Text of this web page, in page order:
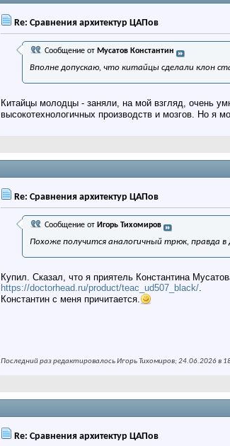
Re: Сравнения архитектур ЦАПов
Сообщение от Мусатов Константин
Вполне допускаю, что китайцы сделали клон
Китайцы молодцы - заняли, на мой взгляд, очень
высокотехнологичных производств и мозгов. Но я
Re: Сравнения архитектур ЦАПов
Сообщение от Игорь Тихомиров
Похоже получится аналогичный трюк, правда в
Купил. Сказал, что я приятель Константина
https://doctorhead.ru/product/teac_ud507_black/.
Константин с меня причитается.
Последний раз редактировалось Игорь Тихомиров; 24.06.2026 в
Re: Сравнения архитектур ЦАПов